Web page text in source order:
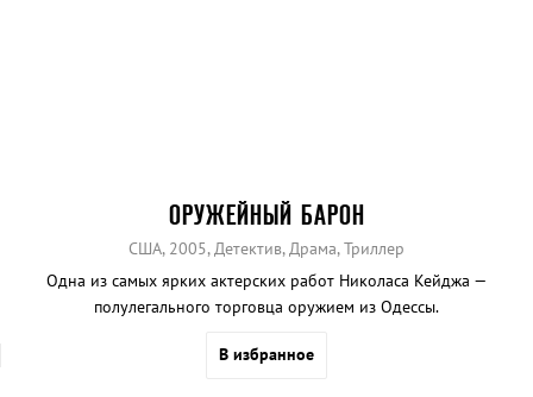
ОРУЖЕЙНЫЙ БАРОН
США, 2005, Детектив, Драма, Триллер
Одна из самых ярких актерских работ Николаса Кейджа —
полулегального торговца оружием из Одессы.
В избранное